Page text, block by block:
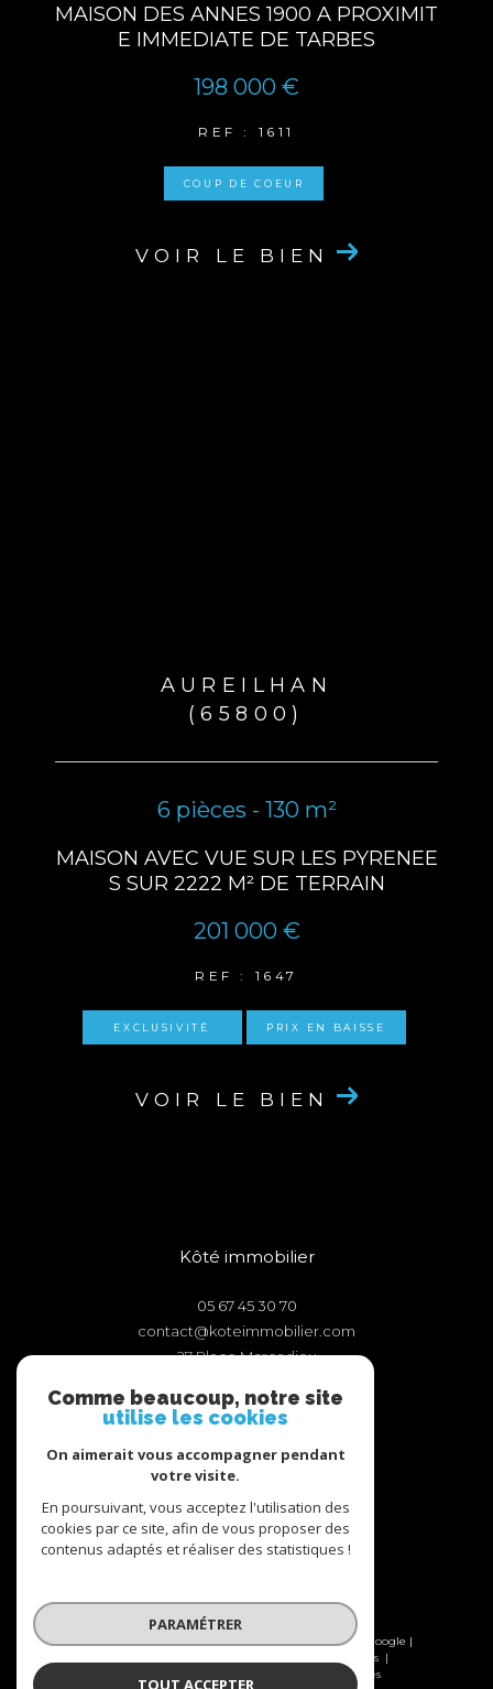
MAISON DES ANNES 1900 A PROXIMIT
E IMMEDIATE DE TARBES
198 000 €
REF : 1611
COUP DE COEUR
VOIR LE BIEN
AUREILHAN
(65800)
6 pièces - 130 m²
MAISON AVEC VUE SUR LES PYRENEE
S SUR 2222 M² DE TERRAIN
201 000 €
REF : 1647
EXCLUSIVITÉ PRIX EN BAISSE
VOIR LE BIEN
Kôté immobilier
05 67 45 30 70
contact@koteimmobilier.com
27 Place Marcadieu
© 2026 | Tous droits réservés | Traduction powered by Google |
Mentions légales
Cookies
Comme beaucoup, notre site
utilise les cookies
On aimerait vous accompagner pendant
votre visite.
En poursuivant, vous acceptez l'utilisation des
cookies par ce site, afin de vous proposer des
contenus adaptés et réaliser des statistiques !
PARAMÉTRER
TOUT ACCEPTER